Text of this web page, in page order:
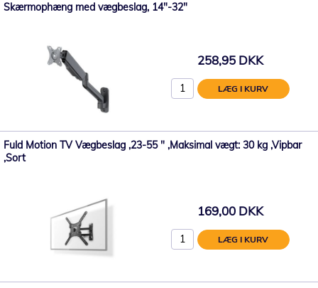
Skærmophæng med vægbeslag, 14"-32"
258,95 DKK
LÆG I KURV
Fuld Motion TV Vægbeslag ,23-55 " ,Maksimal vægt: 30 kg ,Vipbar
,Sort
169,00 DKK
LÆG I KURV